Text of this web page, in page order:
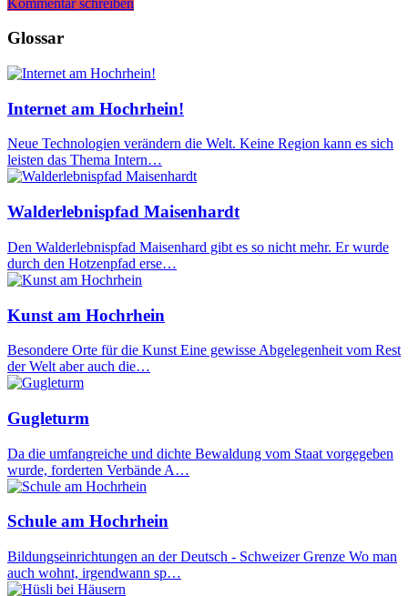
Glossar
Internet am Hochrhein!
Neue Technologien verändern die Welt. Keine Region kann es sich
leisten das Thema Intern…
Walderlebnispfad Maisenhardt
Den Walderlebnispfad Maisenhard gibt es so nicht mehr. Er wurde
durch den Hotzenpfad erse…
Kunst am Hochrhein
Besondere Orte für die Kunst Eine gewisse Abgelegenheit vom Rest
der Welt aber auch die…
Gugleturm
Da die umfangreiche und dichte Bewaldung vom Staat vorgegeben
wurde, forderten Verbände A…
Schule am Hochrhein
Bildungseinrichtungen an der Deutsch - Schweizer Grenze Wo man
auch wohnt, irgendwann sp…